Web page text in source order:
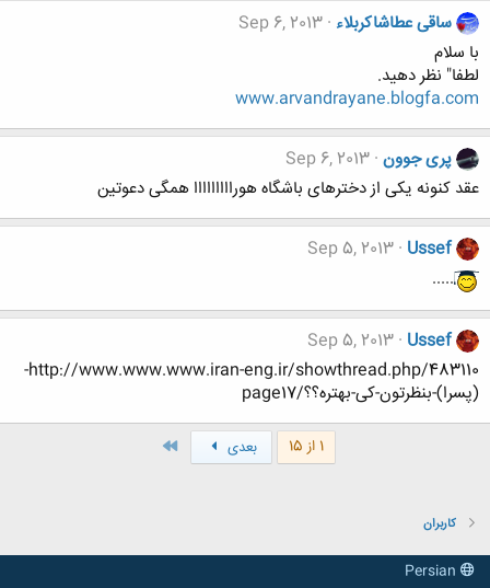
ساقی عطاشاکربلاء Sep 6, 2013
با سلام
لطفا" نظر دهید.
www.arvandrayane.blogfa.com
پری جوون Sep 6, 2013
عقد کنونه یکی از دخترهای باشگاه هورااااااااا همگی دعوتین
Ussef
Sep 5, 2013
.....
Ussef
Sep 5, 2013
http://www.www.www.iran-eng.ir/showthread.php/483110-
(پسرا)-بنظرتون-کی-بهتره؟؟/page17
1 از 15 بعدی
کاربران